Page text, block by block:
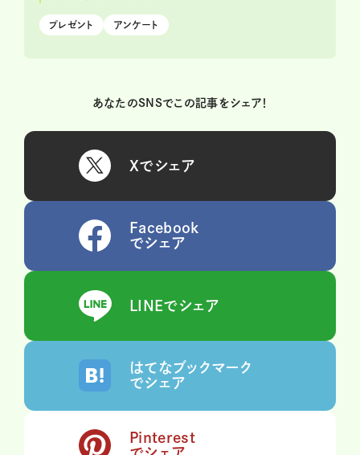
プレゼント アンケート
あなたのSNSでこの記事をシェア！
Xでシェア
Facebook
でシェア
LINEでシェア
はてなブックマーク
でシェア
Pinterest